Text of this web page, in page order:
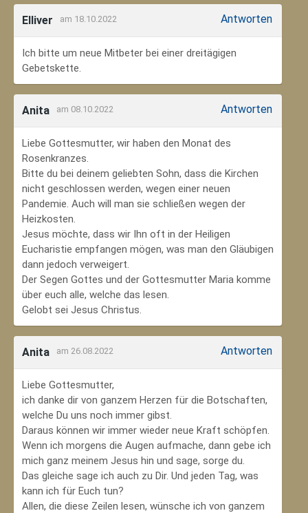
Elliver am 18.10.2022 Antworten
Ich bitte um neue Mitbeter bei einer dreitägigen
Gebetskette.
Anita am 08.10.2022 Antworten
Liebe Gottesmutter, wir haben den Monat des
Rosenkranzes.
Bitte du bei deinem geliebten Sohn, dass die Kirchen
nicht geschlossen werden, wegen einer neuen
Pandemie. Auch will man sie schließen wegen der
Heizkosten.
Jesus möchte, dass wir Ihn oft in der Heiligen
Eucharistie empfangen mögen, was man den Gläubigen
dann jedoch verweigert.
Der Segen Gottes und der Gottesmutter Maria komme
über euch alle, welche das lesen.
Gelobt sei Jesus Christus.
Anita am 26.08.2022 Antworten
Liebe Gottesmutter,
ich danke dir von ganzem Herzen für die Botschaften,
welche Du uns noch immer gibst.
Daraus können wir immer wieder neue Kraft schöpfen.
Wenn ich morgens die Augen aufmache, dann gebe ich
mich ganz meinem Jesus hin und sage, sorge du.
Das gleiche sage ich auch zu Dir. Und jeden Tag, was
kann ich für Euch tun?
Allen, die diese Zeilen lesen, wünsche ich von ganzem